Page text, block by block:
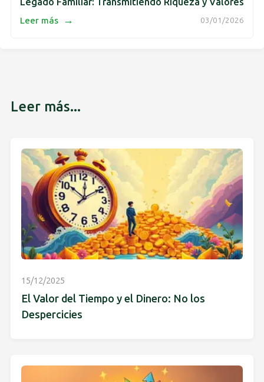
03/01/2026
Leer más →
Leer más...
15/12/2025
El Valor del Tiempo y el Dinero: No los
Despercicies